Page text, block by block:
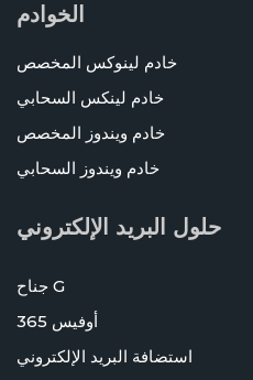
الخوادم
خادم لينوكس المخصص
خادم لينكس السحابي
خادم ويندوز المخصص
خادم ويندوز السحابي
حلول البريد الإلكتروني
جناح G
أوفيس 365
استضافة البريد الإلكتروني